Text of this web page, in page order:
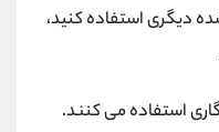
دیگری استفاده کنید،
استفاده می کنند.